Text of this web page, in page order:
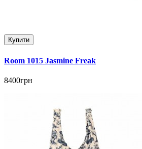
Купити
Room 1015 Jasmine Freak
8400грн